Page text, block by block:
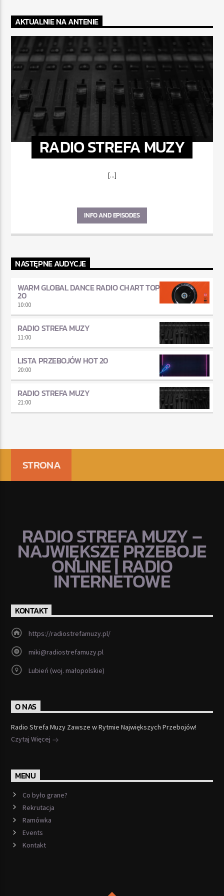
AKTUALNIE NA ANTENIE
RADIO STREFA MUZY
[...]
INFO AND EPISODES
NASTĘPNE AUDYCJE
WARM GLOBAL DANCE RADIO CHART TOP
20
10:00
RADIO STREFA MUZY
11:00
LISTA PRZEBOJÓW HOT 20
20:00
RADIO STREFA MUZY
21:00
STRONA
RADIO STREFA MUZY –
NAJWIĘKSZE PRZEBOJE
ONLINE | RADIO
INTERNETOWE
KONTAKT
https://radiostrefamuzy.pl/
miki@radiostrefamuzy.pl
Lubień (woj. małopolskie)
O NAS
Radio Strefa Muzy Zawsze w Rytmie Największych Przebojów!
Czytaj Więcej
MENU
Co było grane?
Rekrutacja
Ramówka
Events
Kontakt